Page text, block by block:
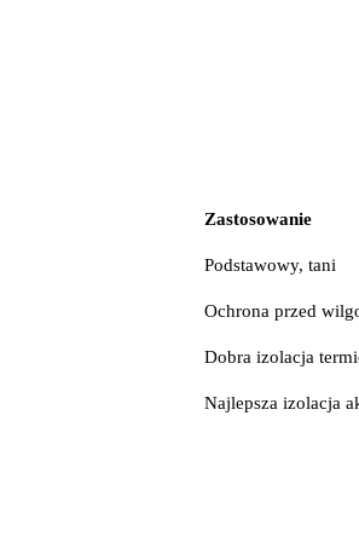
Zastosowanie
Podstawowy, tani
Ochrona przed
Dobra izolacja
Najlepsza izolacja